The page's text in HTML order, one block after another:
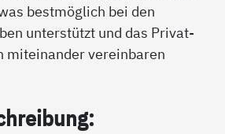
bestmöglich bei den
unterstützt und das Privat-
miteinander vereinbaren